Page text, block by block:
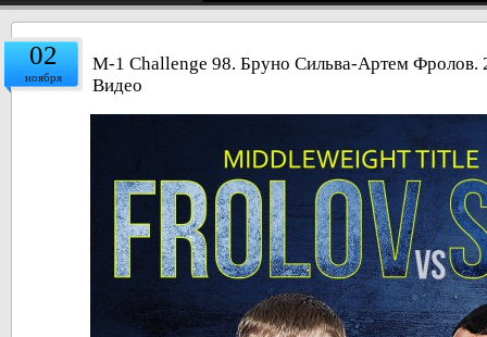
02
ноября
M-1 Challenge 98. Бруно Сильва-Артем Фролов.
Видео